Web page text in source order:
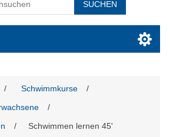
/ Schwimmkurse
/
/
/ Schwimmen lernen 45'